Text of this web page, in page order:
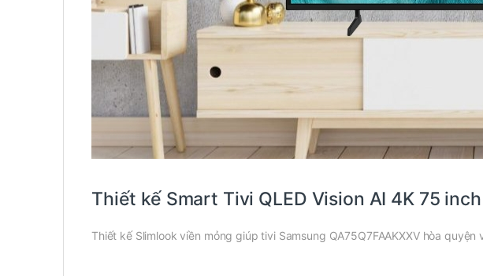
Thiết kế Smart Tivi QLED Vision AI 4K 75
Thiết kế Slimlook viền mỏng giúp tivi Samsung QA75Q7FAAKXXV hòa